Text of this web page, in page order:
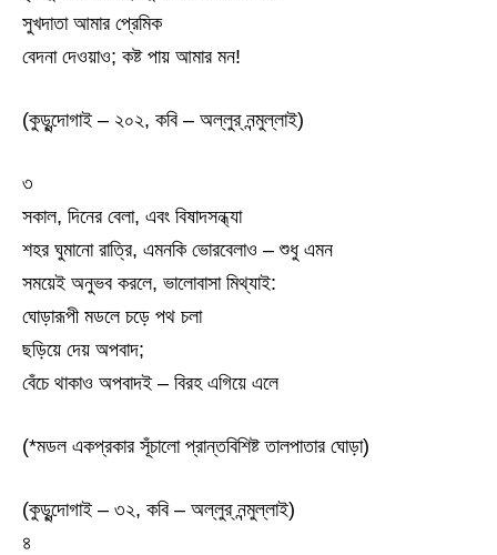
সুখদাতা আমার প্রেমিক
বেদনা দেওয়াও; কষ্ট পায় আমার মন!
(কুড়ুন্দোগাই – ২০২, কবি – অল্লুর্ নন্মুল্লাই)
৩
সকাল, দিনের বেলা, এবং বিষাদসন্ধ্যা
শহর ঘুমানো রাত্রি, এমনকি ভোরবেলাও – শুধু এমন
সময়েই অনুভব করলে, ভালোবাসা মিথ্যাই:
ঘোড়ারূপী মডলে চড়ে পথ চলা
ছড়িয়ে দেয় অপবাদ;
বেঁচে থাকাও অপবাদই – বিরহ এগিয়ে এলে
(*মডল একপ্রকার সূঁচালো প্রান্তবিশিষ্ট তালপাতার ঘোড়া)
(কুড়ুন্দোগাই – ৩২, কবি – অল্লুর্ নন্মুল্লাই)
৪